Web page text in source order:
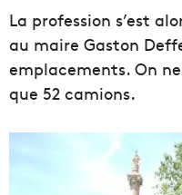
La profession s’est
au maire Gaston
emplacements. On
que 52 camions.